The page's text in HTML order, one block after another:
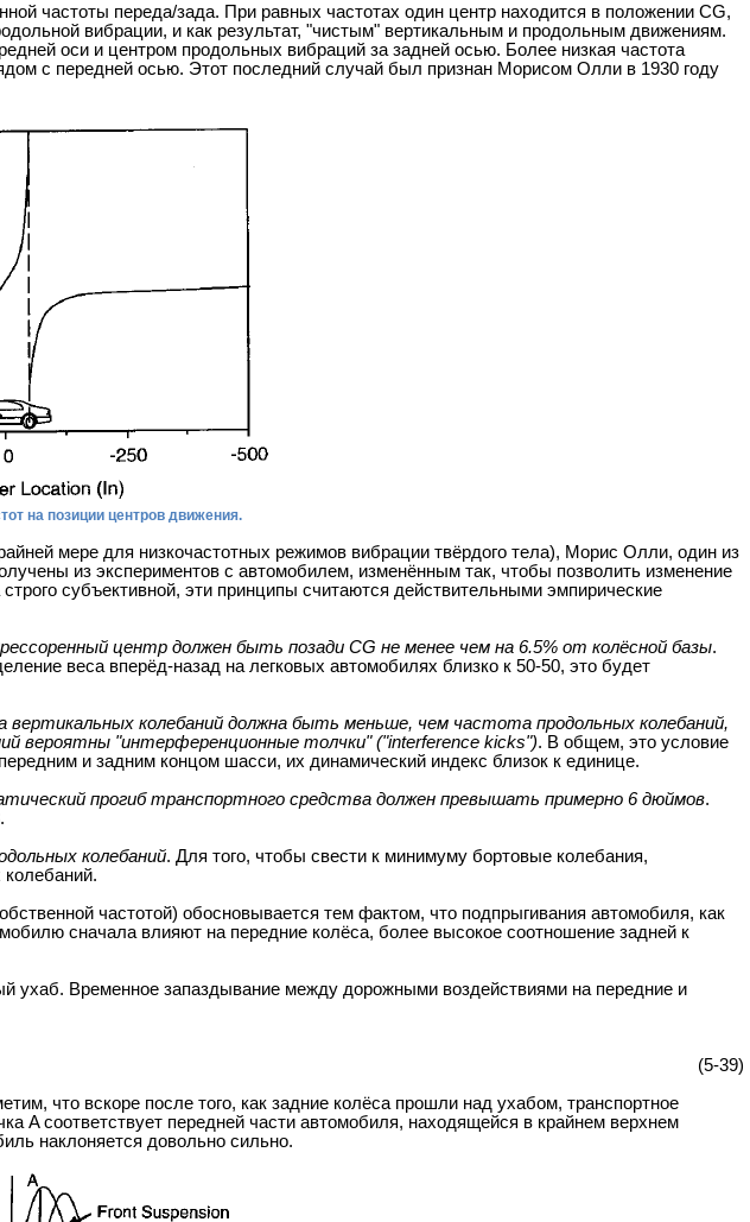
частоты переда/зада. При равных частотах один центр находится в положении CG,
вибрации, и как результат, "чистым" вертикальным и продольным движениям.
оси и центром продольных вибраций за задней осью. Более низкая частота
с передней осью. Этот последний случай был признан Морисом Олли в 1930 году
на позиции центров движения.
мере для низкочастотных режимов вибрации твёрдого тела), Морис Олли, один из
из экспериментов с автомобилем, изменённым так, чтобы позволить изменение
субъективной, эти принципы считаются действительными эмпирические
центр должен быть позади CG не менее чем на 6.5% от колёсной базы.
веса вперёд-назад на легковых автомобилях близко к 50-50, это будет
колебаний должна быть меньше, чем частота продольных колебаний,
вероятны "интерференционные толчки" ("interference kicks"). В общем, это условие
и задним концом шасси, их динамический индекс близок к единице.
прогиб транспортного средства должен превышать примерно 6 дюймов.
колебаний. Для того, чтобы свести к минимуму бортовые колебания,
частотой) обосновывается тем фактом, что подпрыгивания автомобиля, как
сначала влияют на передние колёса, более высокое соотношение задней к
ухаб. Временное запаздывание между дорожными воздействиями на передние и
(5-39)
что вскоре после того, как задние колёса прошли над ухабом, транспортное
A соответствует передней части автомобиля, находящейся в крайнем верхнем
наклоняется довольно сильно.